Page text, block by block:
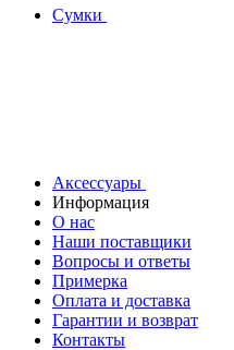
Сумки
Аксессуары
Информация
О нас
Наши поставщики
Вопросы и ответы
Примерка
Оплата и доставка
Гарантии и возврат
Контакты